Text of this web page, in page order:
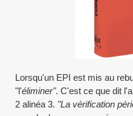
Lorsqu'un EPI est mis au
"l'éliminer". C'est ce que dit
2 alinéa 3. "La vérification